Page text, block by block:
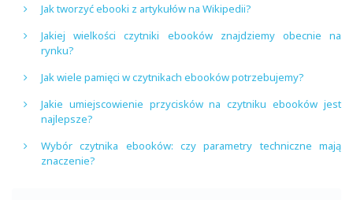
Jak tworzyć ebooki z artykułów na Wikipedii?
Jakiej wielkości czytniki ebooków znajdziemy obecnie na
rynku?
Jak wiele pamięci w czytnikach ebooków potrzebujemy?
Jakie umiejscowienie przycisków na czytniku ebooków jest
najlepsze?
Wybór czytnika ebooków: czy parametry techniczne mają
znaczenie?